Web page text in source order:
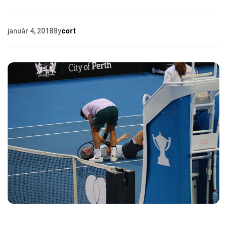
január 4, 2018Bycort